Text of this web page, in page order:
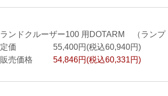
ランドクルーザー100 用DOTARM （ランプ
定価
55,400円(税込60,940円)
販売価格
54,846円(税込60,331円)